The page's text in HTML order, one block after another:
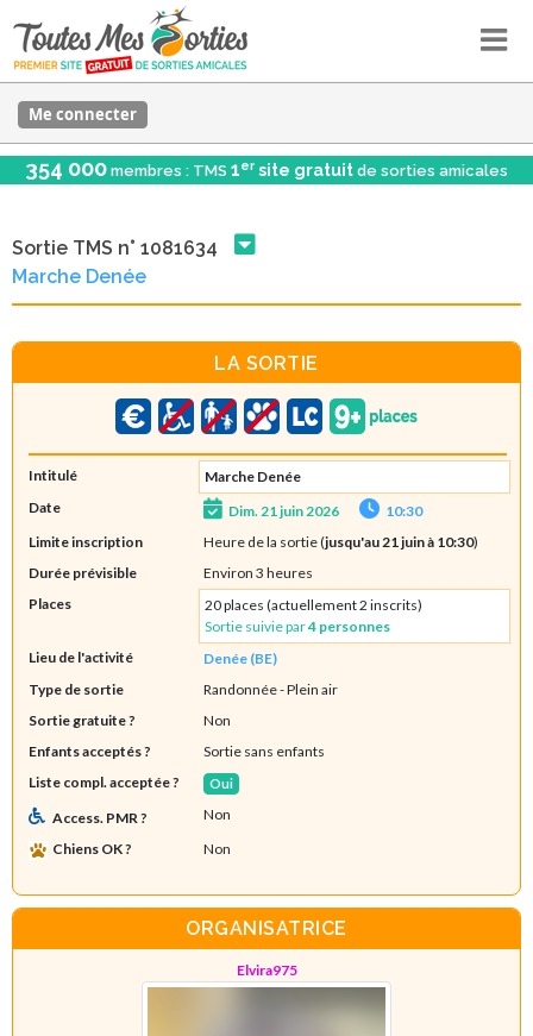
Me connecter
354 000 membres : TMS 1er site gratuit de sorties amicales
Sortie TMS n° 1081634
Marche Denée
LA SORTIE
Intitulé
Marche Denée
Date
Dim. 21 juin 2026
10:30
Limite inscription
Heure de la sortie (jusqu'au 21 juin à 10:30)
Durée prévisible
Environ 3 heures
Places
20 places (actuellement 2 inscrits)
Sortie suivie par4 personnes
Lieu de l'activité
Denée (BE)
Type de sortie
Randonnée- Plein air
Sortie gratuite ?
Non
Enfants acceptés ?
Sortie sans enfants
Liste compl. acceptée ?
Oui
Access. PMR ?
Non
Chiens OK ?
Non
ORGANISATRICE
Elvira975